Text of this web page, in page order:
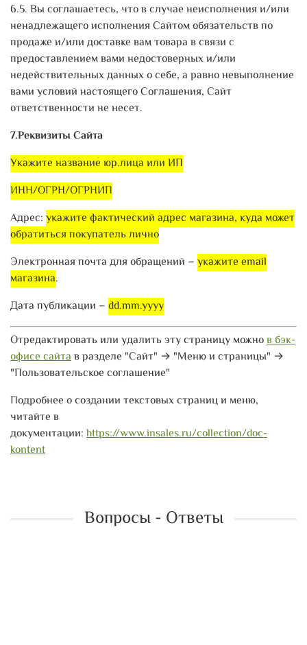
6.5. Вы соглашаетесь, что в случае неисполнения и/или
ненадлежащего исполнения Сайтом обязательств по
продаже и/или доставке вам товара в связи с
предоставлением вами недостоверных и/или
недействительных данных о себе, а равно невыполнение
вами условий настоящего Соглашения, Сайт
ответственности не несет.
7.Реквизиты Сайта
Укажите название юр.лица или ИП
ИНН/ОГРН/ОГРНИП
Адрес: укажите фактический адрес магазина, куда может
обратиться покупатель лично
Электронная почта для обращений – укажите email
магазина.
Дата публикации – dd.mm.yyyy
Отредактировать или удалить эту страницу можнов бэк-
офисе сайтав разделе "Сайт" → "Меню и страницы" →
"Пользовательское соглашение"
Подробнее о создании текстовых страниц и меню,
читайте в
документации: https://www.insales.ru/collection/doc-
kontent
Вопросы - Ответы